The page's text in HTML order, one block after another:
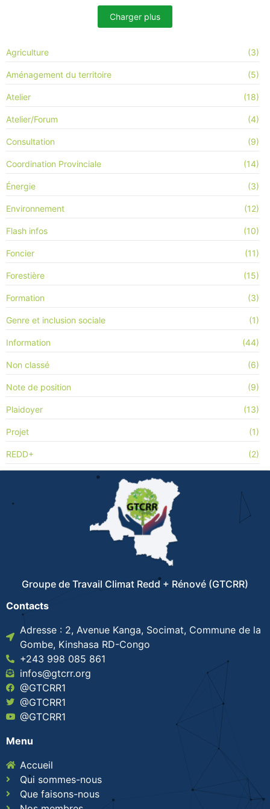
Charger plus
Agriculture (3)
Aménagement du territoire (5)
Atelier (18)
Atelier/Forum (4)
Consultation (9)
Coordination Provinciale (14)
Énergie (3)
Environnement (12)
Flash infos (10)
Foncier (11)
Forestière (15)
Formation (3)
Genre et inclusion sociale (1)
Information (44)
Non classé (6)
Note de position (9)
Plaidoyer (13)
Projet (1)
REDD+ (2)
Groupe de Travail Climat Redd + Rénové (GTCRR)
Contacts
Adresse : 2, Avenue Kanga, Socimat, Commune de la
Gombe, Kinshasa RD-Congo
+243 998 085 861
infos@gtcrr.org
@GTCRR1
@GTCRR1
@GTCRR1
Menu
Accueil
Qui sommes-nous
Que faisons-nous